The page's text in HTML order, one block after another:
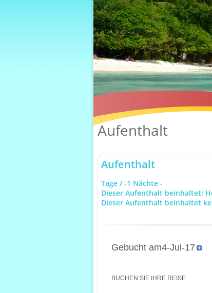
Aufenthalt
Aufenthalt
Tage / -1 Nächte -
Dieser Aufenthalt beinhaltet:
Dieser Aufenthalt beinhaltet
Gebucht am4-Jul-17
BUCHEN SIE IHRE REISE